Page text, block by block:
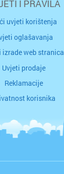
I PRAVILA
uvjeti korištenja
oglašavanja
izrade web stranica
Uvjeti prodaje
Reklamacije
korisnika